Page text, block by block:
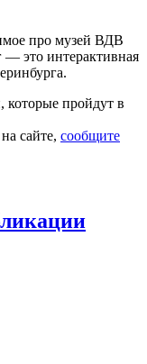
про музей ВДВ
— это интерактивная
которые пройдут в
сайте, сообщите